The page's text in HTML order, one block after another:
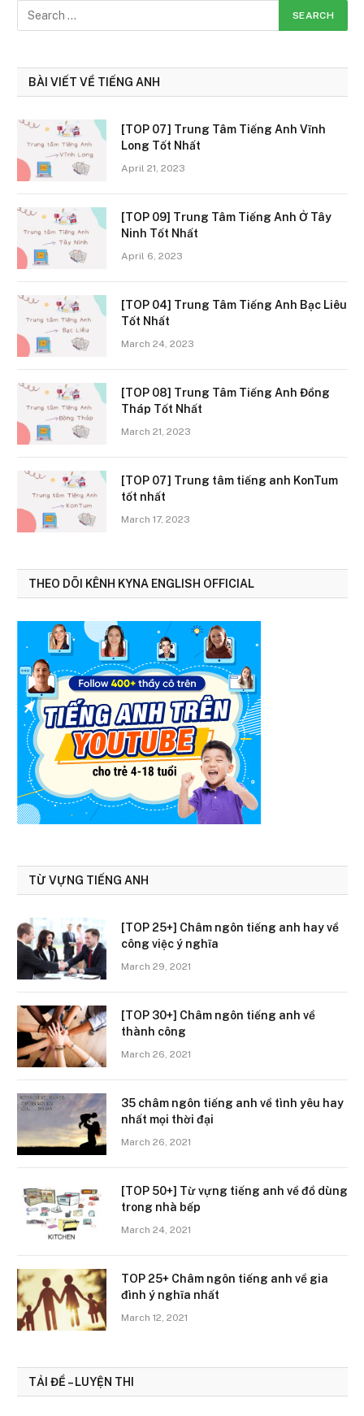
BÀI VIẾT VỀ TIẾNG ANH
[TOP 07] Trung Tâm Tiếng Anh Vĩnh
Long Tốt Nhất
April 21, 2023
[TOP 09] Trung Tâm Tiếng Anh Ở Tây
Ninh Tốt Nhất
April 6, 2023
[TOP 04] Trung Tâm Tiếng Anh Bạc Liêu
Tốt Nhất
March 24, 2023
[TOP 08] Trung Tâm Tiếng Anh Đồng
Tháp Tốt Nhất
March 21, 2023
[TOP 07] Trung tâm tiếng anh KonTum
tốt nhất
March 17, 2023
THEO DÕI KÊNH KYNA ENGLISH OFFICIAL
TỪ VỰNG TIẾNG ANH
[TOP 25+] Châm ngôn tiếng anh hay về
công việc ý nghĩa
March 29, 2021
[TOP 30+] Châm ngôn tiếng anh về
thành công
March 26, 2021
35 châm ngôn tiếng anh về tình yêu hay
nhất mọi thời đại
March 26, 2021
[TOP 50+] Từ vựng tiếng anh về đồ dùng
trong nhà bếp
March 24, 2021
TOP 25+ Châm ngôn tiếng anh về gia
đình ý nghĩa nhất
March 12, 2021
TẢI ĐỀ – LUYỆN THI